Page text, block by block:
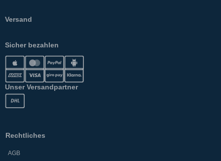
Versand
Sicher bezahlen
Unser Versandpartner
Rechtliches
AGB